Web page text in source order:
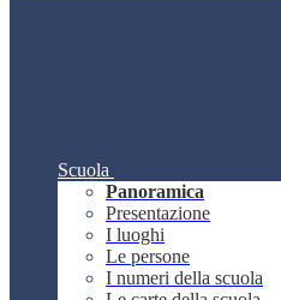
Scuola
Panoramica
Presentazione
I luoghi
Le persone
I numeri della scuola